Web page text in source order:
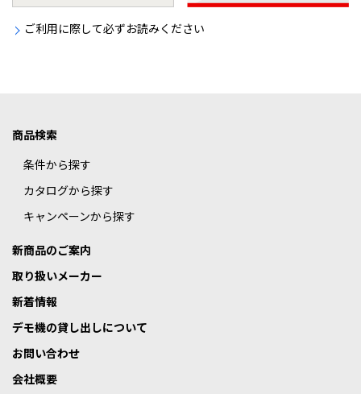
ご利用に際して必ずお読みください
商品検索
条件から探す
カタログから探す
キャンペーンから探す
新商品のご案内
取り扱いメーカー
新着情報
デモ機の貸し出しについて
お問い合わせ
会社概要